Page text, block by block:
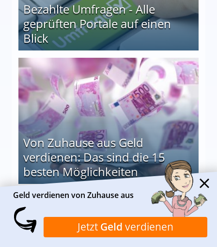
Bezahlte Umfragen - Alle
geprüften Portale auf einen
Blick
auf einen Blick
Von Zuhause aus Geld
verdienen: Das sind die 15
besten Möglichkeiten
die 15 besten Möglichkeiten
Alle anzeigen
Geld verdienen von Zuhause aus
Jetzt Geld verdienen